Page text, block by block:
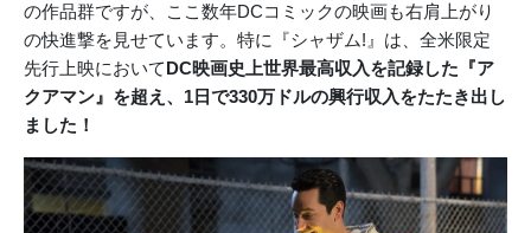
の作品群ですが、ここ数年DCコミックの映画も右肩上がり
の快進撃を見せています。特に『シャザム!』は、全米限定
先行上映においてDC映画史上世界最高収入を記録した『ア
クアマン』を超え、1日で330万ドルの興行収入をたたき出し
ました！